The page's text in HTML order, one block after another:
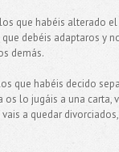
que habéis alterado
debéis adaptaros y
demás.
que habéis decido
os lo jugáis a una carta,
a quedar